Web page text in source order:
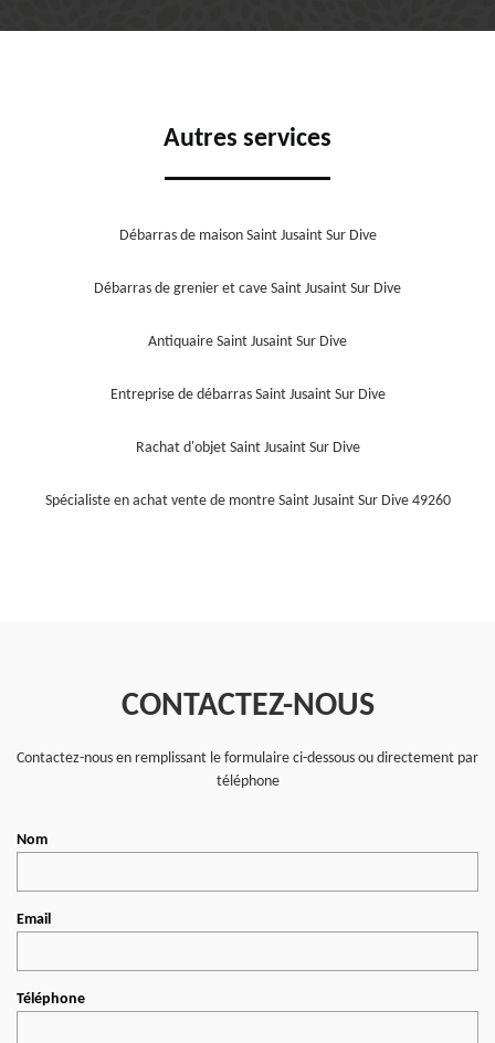
Autres services
Débarras de maison Saint Jusaint Sur Dive
Débarras de grenier et cave Saint Jusaint Sur Dive
Antiquaire Saint Jusaint Sur Dive
Entreprise de débarras Saint Jusaint Sur Dive
Rachat d'objet Saint Jusaint Sur Dive
Spécialiste en achat vente de montre Saint Jusaint Sur Dive 49260
CONTACTEZ-NOUS
Contactez-nous en remplissant le formulaire ci-dessous ou directement par
téléphone
Nom
Email
Téléphone